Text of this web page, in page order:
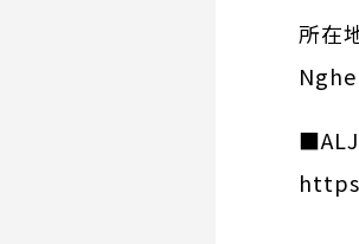
所在